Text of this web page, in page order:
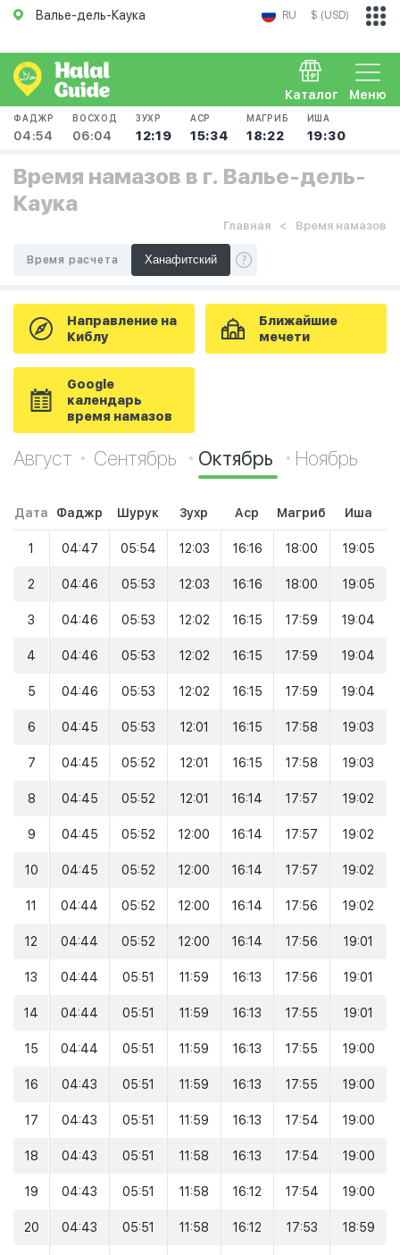
Валье-дель-Каука RU $ (USD)
Меню
Каталог
ФАДЖР
04:54
ВОСХОД
06:04
ЗУХР
12:19
АСР
15:34
МАГРИБ
18:22
ИША
19:30
Время намазов в г. Валье-дель-
Каука
Главная Время намазов
Время расчета
Направление на
Киблу
Ближайшие
мечети
Google
календарь
время намазов
Август Сентябрь Октябрь Ноябрь
Дата Фаджр Шурук Зухр Аср Магриб Иша
1 04:47 05:54 12:03 16:16 18:00 19:05
2 04:46 05:53 12:03 16:16 18:00 19:05
3 04:46 05:53 12:02 16:15 17:59 19:04
4 04:46 05:53 12:02 16:15 17:59 19:04
5 04:46 05:53 12:02 16:15 17:59 19:04
6 04:45 05:53 12:01 16:15 17:58 19:03
7 04:45 05:52 12:01 16:15 17:58 19:03
8 04:45 05:52 12:01 16:14 17:57 19:02
9 04:45 05:52 12:00 16:14 17:57 19:02
10 04:45 05:52 12:00 16:14 17:57 19:02
11 04:44 05:52 12:00 16:14 17:56 19:02
12 04:44 05:52 12:00 16:14 17:56 19:01
13 04:44 05:51 11:59 16:13 17:56 19:01
14 04:44 05:51 11:59 16:13 17:55 19:01
15 04:44 05:51 11:59 16:13 17:55 19:00
16 04:43 05:51 11:59 16:13 17:55 19:00
17 04:43 05:51 11:59 16:13 17:54 19:00
18 04:43 05:51 11:58 16:13 17:54 19:00
19 04:43 05:51 11:58 16:12 17:54 19:00
20 04:43 05:51 11:58 16:12 17:53 18:59